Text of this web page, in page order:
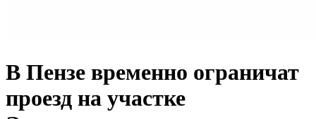
В Пензе временно ограничат
проезд на участке